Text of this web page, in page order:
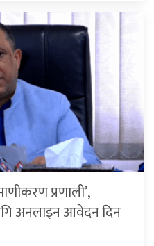
प्रणाली’,
अनलाइन आवेदन दिन